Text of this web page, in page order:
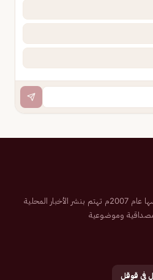
صحيفة إلكترونية سعودية تم تأسيسها عام 2007م تهتم بنشر الأخبار المحلية
وموضوعية
في قوقل